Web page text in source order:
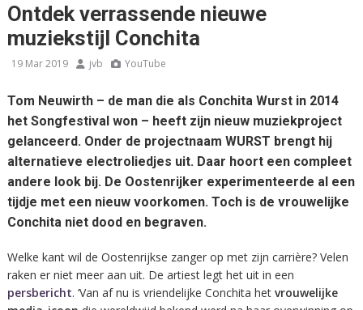
Ontdek verrassende nieuwe
muziekstijl Conchita
19 Mar 2019 jvb YouTube
Tom Neuwirth – de man die als Conchita Wurst in 2014
het Songfestival won – heeft zijn nieuw muziekproject
gelanceerd. Onder de projectnaam WURST brengt hij
alternatieve electroliedjes uit. Daar hoort een compleet
andere look bij. De Oostenrijker experimenteerde al een
tijdje met een nieuw voorkomen. Toch is de vrouwelijke
Conchita niet dood en begraven.
Welke kant wil de Oostenrijkse zanger op met zijn carrière? Velen
raken er niet meer aan uit. De artiest legt het uit in een
persbericht. ‘Van af nu is vriendelijke Conchita het vrouwelijke